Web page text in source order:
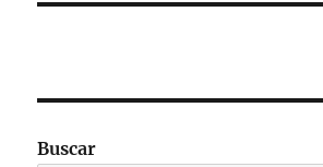
Buscar